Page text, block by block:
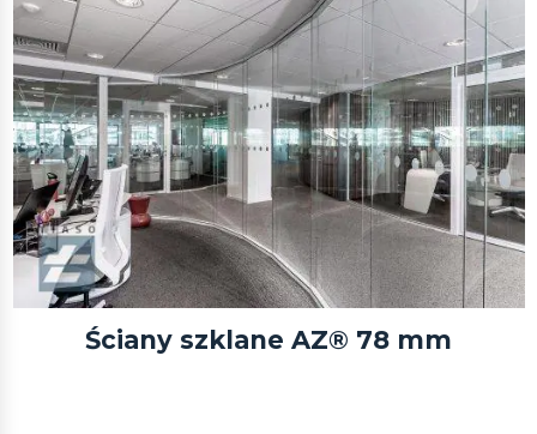
Ściany szklane AZ® 78 mm